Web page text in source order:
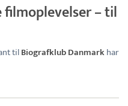
– til
tilBiografklub Danmarkhar